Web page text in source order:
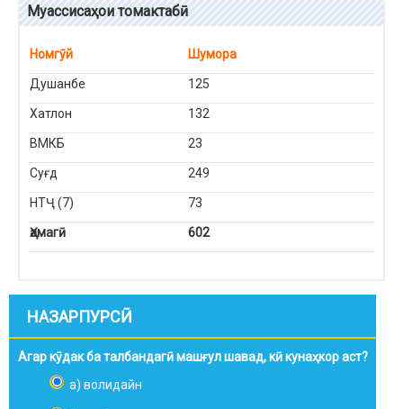
Муассисаҳои томактабӣ
Номгӯй Шумора
Душанбе 125
Хатлон 132
ВМКБ 23
Суғд 249
НТҶ (7) 73
Ҳамагӣ 602
НАЗАРПУРСӢ
Агар кӯдак ба талбандагӣ машғул шавад, кӣ кунаҳкор аст?
а) волидайн